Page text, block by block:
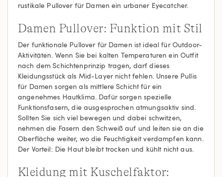
rustikale Pullover für Damen ein urbaner Eyecatcher.
Damen Pullover: Funktion mit Stil
Der funktionale Pullover für Damen ist ideal für Outdoor-
Aktivitäten. Wenn Sie bei kalten Temperaturen ein Outfit
nach dem Schichtenprinzip tragen, darf dieses
Kleidungsstück als Mid-Layer nicht fehlen. Unsere Pullis
für Damen sorgen als mittlere Schicht für ein
angenehmes Hautklima. Dafür sorgen spezielle
Funktionsfasern, die ausgesprochen atmungsaktiv sind.
Sollten Sie sich viel bewegen und dabei schwitzen,
nehmen die Fasern den Schweiß auf und leiten sie an die
Oberfläche weiter, wo die Feuchtigkeit verdampfen kann.
Der Vorteil: Die Haut bleibt trocken und kühlt nicht aus.
Kleidung mit Kuschelfaktor: